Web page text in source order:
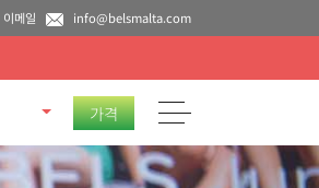
이메일 info@belsmalta.com
가격